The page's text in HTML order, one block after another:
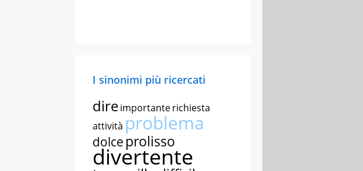
I sinonimi più ricercati
direimportanterichiesta
attività problema
dolce prolisso
divertente